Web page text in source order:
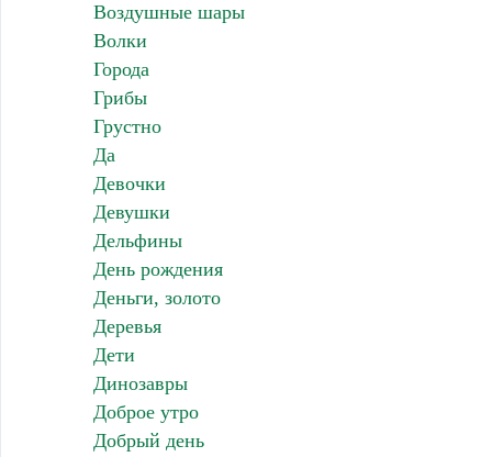
Воздушные шары
Волки
Города
Грибы
Грустно
Да
Девочки
Девушки
Дельфины
День рождения
Деньги, золото
Деревья
Дети
Динозавры
Доброе утро
Добрый день